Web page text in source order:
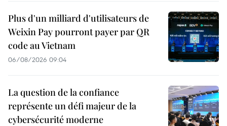
Plus d'un milliard d'utilisateurs de
Weixin Pay pourront payer par QR
code au Vietnam
06/08/2026 09:04
La question de la confiance
représente un défi majeur de la
cybersécurité moderne